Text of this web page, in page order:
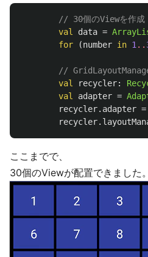
// 30個のViewを作成
val
data =
for
(number in 1 ..
//
val
recycler:
val
adapter =
recycler. adapter =
recycler.
ここまでで、
30個のViewが配置できました。